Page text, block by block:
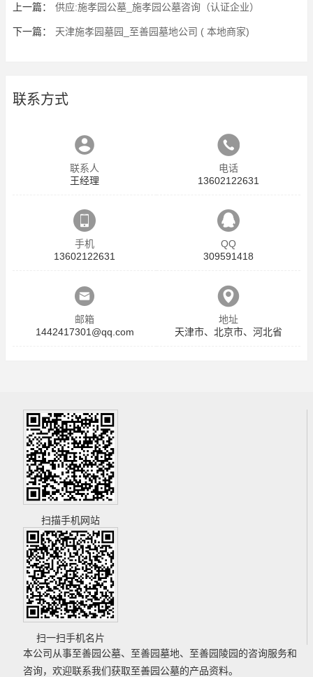
上一篇： 供应:施孝园公墓_施孝园公墓咨询（认证企业）
下一篇： 天津施孝园墓园_至善园墓地公司 ( 本地商家)
联系方式
联系人
王经理
电话
13602122631
手机
13602122631
QQ
309591418
邮箱
1442417301@qq.com
地址
天津市、北京市、河北省
扫描手机网站
扫一扫手机名片
本公司从事至善园公墓、 至善园墓地、 至善园陵园的咨询服务和
咨询，欢迎联系我们获取至善园公墓的产品资料。